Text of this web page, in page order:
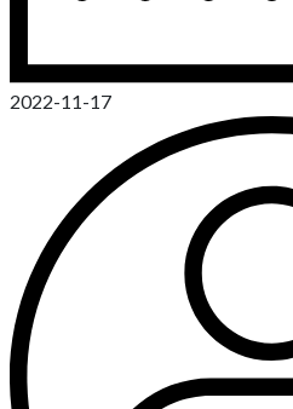
2022-11-17